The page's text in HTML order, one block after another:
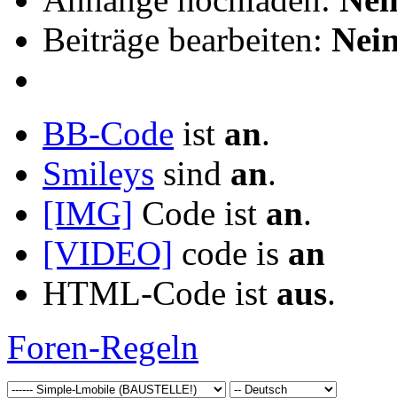
Beiträge bearbeiten:
BB-Code ist an.
Smileys sind an.
[IMG] Code ist an.
[VIDEO] code is an
HTML-Code ist aus.
Foren-Regeln